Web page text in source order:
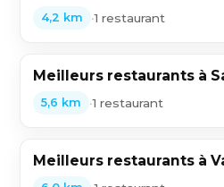
4,2 km •1 restaurant
Meilleurs restaurants à
5,6 km •1 restaurant
Meilleurs restaurants à